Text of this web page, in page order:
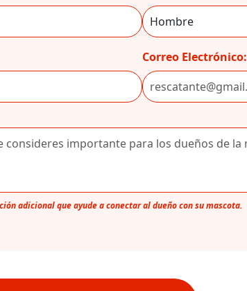
Correo Electrónico:
adicional que ayude a conectar al dueño con su mascota.